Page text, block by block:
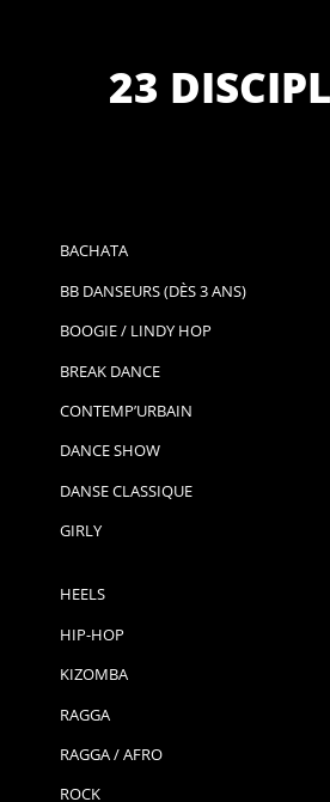
23
BACHATA
BB DANSEURS (DÈS 3 ANS)
BOOGIE / LINDY HOP
BREAK DANCE
CONTEMP’URBAIN
DANCE SHOW
DANSE CLASSIQUE
GIRLY
HEELS
HIP-HOP
KIZOMBA
RAGGA
RAGGA / AFRO
ROCK